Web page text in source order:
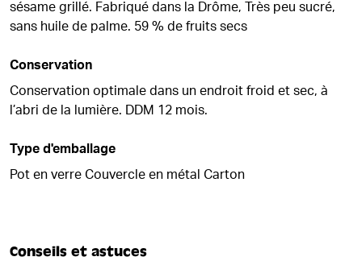
sésame grillé. Fabriqué dans la Drôme, Très peu sucré,
sans huile de palme. 59 % de fruits secs
Conservation
Conservation optimale dans un endroit froid et sec, à
l’abri de la lumière. DDM 12 mois.
Type d'emballage
Pot en verre Couvercle en métal Carton
Conseils et astuces